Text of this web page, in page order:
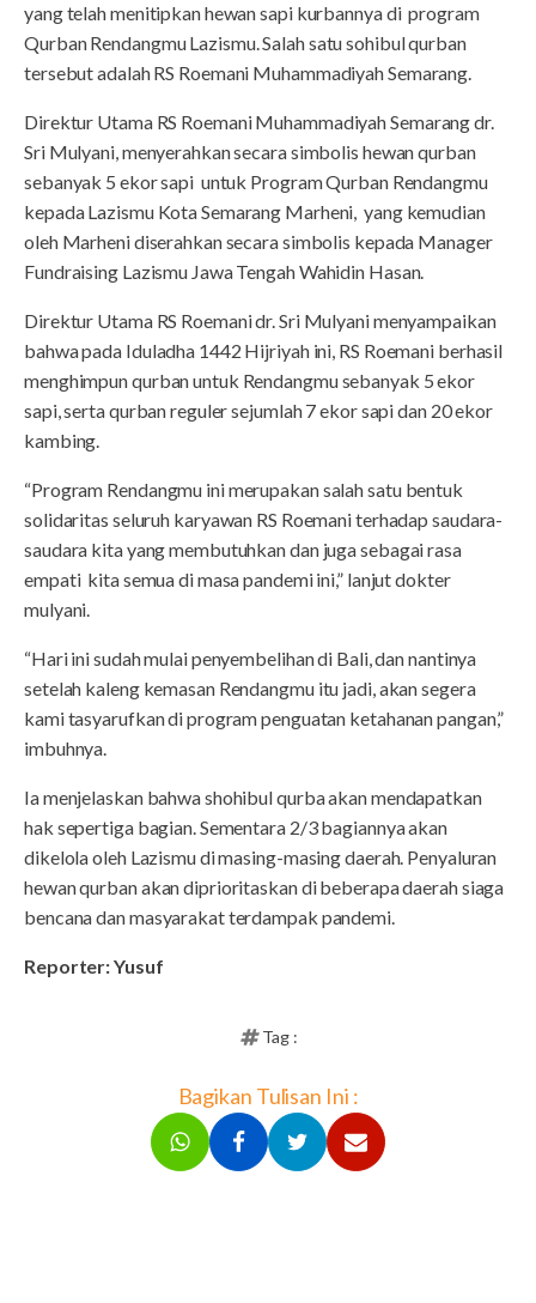
yang telah menitipkan hewan sapi kurbannya di program
Qurban Rendangmu Lazismu. Salah satu sohibul qurban
tersebut adalah RS Roemani Muhammadiyah Semarang.
Direktur Utama RS Roemani Muhammadiyah Semarang dr.
Sri Mulyani, menyerahkan secara simbolis hewan qurban
sebanyak 5 ekor sapi untuk Program Qurban Rendangmu
kepada Lazismu Kota Semarang Marheni, yang kemudian
oleh Marheni diserahkan secara simbolis kepada Manager
Fundraising Lazismu Jawa Tengah Wahidin Hasan.
Direktur Utama RS Roemani dr. Sri Mulyani menyampaikan
bahwa pada Iduladha 1442 Hijriyah ini, RS Roemani berhasil
menghimpun qurban untuk Rendangmu sebanyak 5 ekor
sapi, serta qurban reguler sejumlah 7 ekor sapi dan 20 ekor
kambing.
“Program Rendangmu ini merupakan salah satu bentuk
solidaritas seluruh karyawan RS Roemani terhadap saudara-
saudara kita yang membutuhkan dan juga sebagai rasa
empati kita semua di masa pandemi ini,” lanjut dokter
mulyani.
“Hari ini sudah mulai penyembelihan di Bali, dan nantinya
setelah kaleng kemasan Rendangmu itu jadi, akan segera
kami tasyarufkan di program penguatan ketahanan pangan,”
imbuhnya.
Ia menjelaskan bahwa shohibul qurba akan mendapatkan
hak sepertiga bagian. Sementara 2/3 bagiannya akan
dikelola oleh Lazismu di masing-masing daerah. Penyaluran
hewan qurban akan diprioritaskan di beberapa daerah siaga
bencana dan masyarakat terdampak pandemi.
Reporter: Yusuf
Tag :
Bagikan Tulisan Ini :